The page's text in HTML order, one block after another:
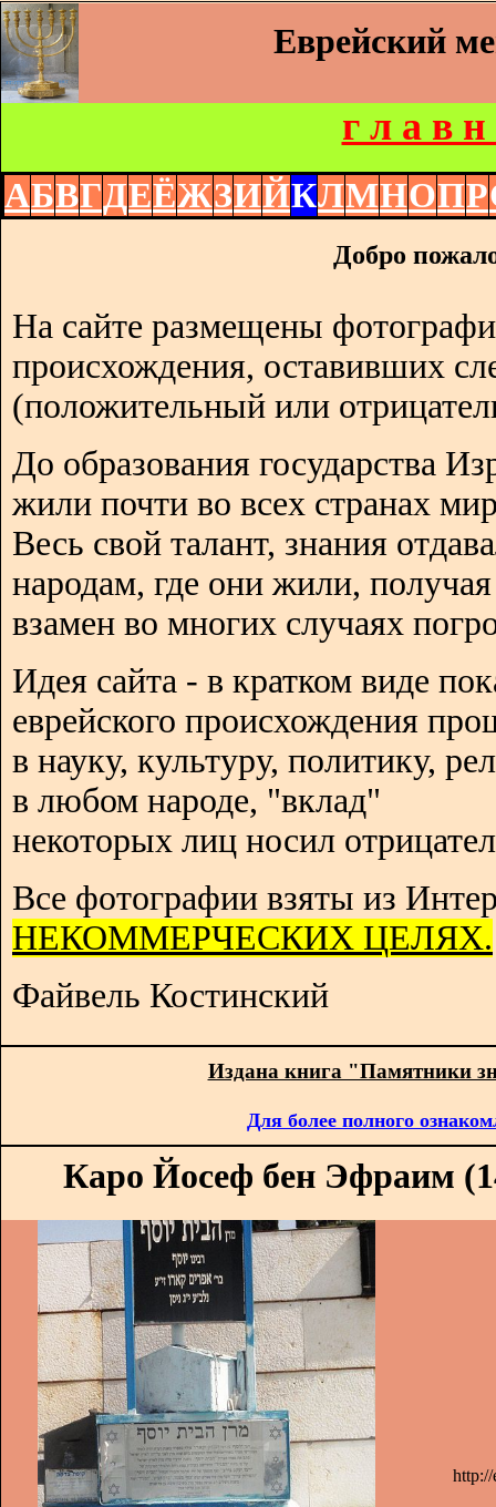
Еврейский
г л а в н
АБВГДЕЁЖЗИЙКЛМНОПР
Добро
На сайте размещены
происхождения, оставивших
(положительный или
До образования государства
жили почти во всех странах
Весь свой талант, знания
народам, где они жили, получая
взамен во многих случаях
Идея сайта - в кратком виде
еврейского происхождения
в науку, культуру, политику,
в любом народе, "вклад"
некоторых лиц носил
Все фотографии взяты из
НЕКОММЕРЧЕСКИХ ЦЕЛЯХ.
Файвель Костинский
Издана книга "Памятники
Для более полного
Каро Йосеф бен Эфраим